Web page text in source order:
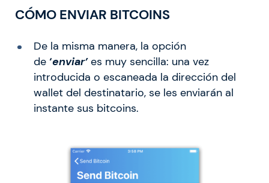
CÓMO ENVIAR BITCOINS
De la misma manera, la opción
de ‘enviar’es muy sencilla: una vez
introducida o escaneada la dirección del
wallet del destinatario, se les enviarán al
instante sus bitcoins.